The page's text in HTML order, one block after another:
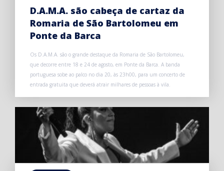
D.A.M.A. são cabeça de cartaz da
Romaria de São Bartolomeu em
Ponte da Barca
Os D.A.M.A. são o grande destaque da Romaria de São Bartolomeu,
que decorre entre 18 e 24 de agosto, em Ponte da Barca. A banda
portuguesa sobe ao palco no dia 20, às 23h00, para um concerto de
entrada gratuita que deverá atrair milhares de pessoas à vila.